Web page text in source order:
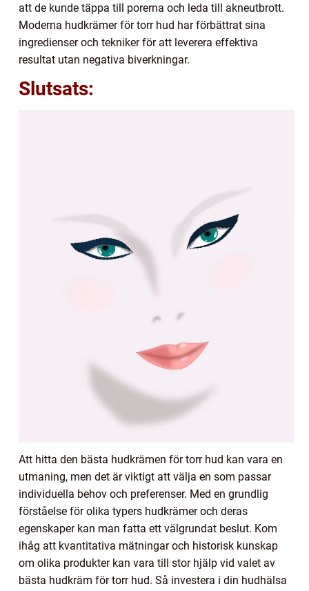
att de kunde täppa till porerna och leda till akneutbrott.
Moderna hudkrämer för torr hud har förbättrat sina
ingredienser och tekniker för att leverera effektiva
resultat utan negativa biverkningar.
Slutsats:
Att hitta den bästa hudkrämen för torr hud kan vara en
utmaning, men det är viktigt att välja en som passar
individuella behov och preferenser. Med en grundlig
förståelse för olika typers hudkrämer och deras
egenskaper kan man fatta ett välgrundat beslut. Kom
ihåg att kvantitativa mätningar och historisk kunskap
om olika produkter kan vara till stor hjälp vid valet av
bästa hudkräm för torr hud. Så investera i din hudhälsa